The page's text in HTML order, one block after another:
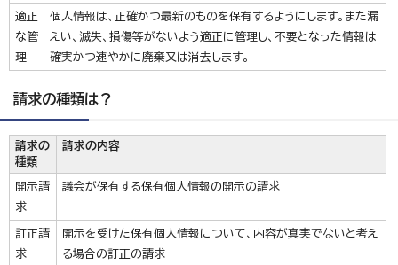
適正
な管
理
個人情報は、正確かつ最新のものを保有するようにします。また漏
えい、滅失、損傷等がないよう適正に管理し、不要となった情報は
確実かつ速やかに廃棄又は消去します。
請求の種類は？
請求の
種類
請求の内容
開示請
求
議会が保有する保有個人情報の開示の請求
訂正請
求
開示を受けた保有個人情報について、内容が真実でないと考え
る場合の訂正の請求